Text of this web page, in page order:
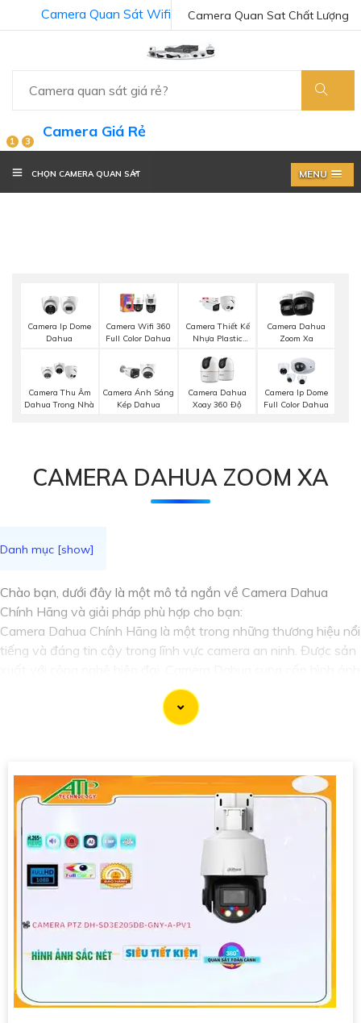
Camera Quan Sat Chất Lượng
Camera Quan Sát Wifi
1 3
Camera Giá Rẻ
CHỌN CAMERA QUAN SÁT MENU
Camera Ip Dome
Dahua
Camera Wifi 360
Full Color Dahua
Camera Thiết Kế
Nhựa Plastic
Camera Dahua
Zoom Xa
Camera Thu Âm
Dahua Trong Nhà
Camera Ánh Sáng
Kép Dahua
Camera Dahua
Xoay 360 Độ
Camera Ip Dome
Full Color Dahua
CAMERA DAHUA ZOOM XA
Chào bạn, dưới đây là một mô tả ngắn về Camera Dahua
Chính Hãng và giải pháp phù hợp cho bạn:
Camera Dahua Chính Hãng là một trong những thương hiệu nổi
tiếng và đáng tin cậy trong lĩnh vực camera an ninh. Được sản
chất lượng cao, độ phân giải sắc nét và tính năng thông minh
như nhận dạng khuôn mặt, lọc báo động giả và nhiều tính
Đảm bảo sản phẩm mua là chính hãng để
đẳng cấp chất
lượng và hỗ trợ sau bán hàng tốt.
Để lựa chọn giải pháp phù hợp, quan trọng bạn cần xác định
mục đích sử dụng camera, khu vực lắp đặt, số lượng camera
cần thiết và tính năng cần có như ghi âm, xoay, zoom, cảnh
báo... Với những yếu tố này, bạn có thể tham khảo ý kiến của
chuyên gia hoặc tư vấn viên để chọn lựa được giải pháp tốt
nhất cho nhu cầu của bạn.
Chúc bạn thành công trong việc tìm hiểu và lựa chọn Camera
Dahua Chính Hãng giá rẻ và giải pháp phù hợp cho mình. Nếu
bạn nhé!